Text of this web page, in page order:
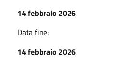
14 febbraio 2026
Data fine:
14 febbraio 2026